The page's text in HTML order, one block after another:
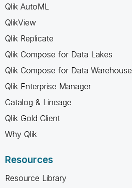
Qlik AutoML
QlikView
Qlik Replicate
Qlik Compose for Data Lakes
Qlik Compose for Data Warehouse
Qlik Enterprise Manager
Catalog & Lineage
Qlik Gold Client
Why Qlik
Resources
Resource Library